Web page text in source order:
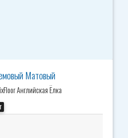
Матовый
Английская Ёлка